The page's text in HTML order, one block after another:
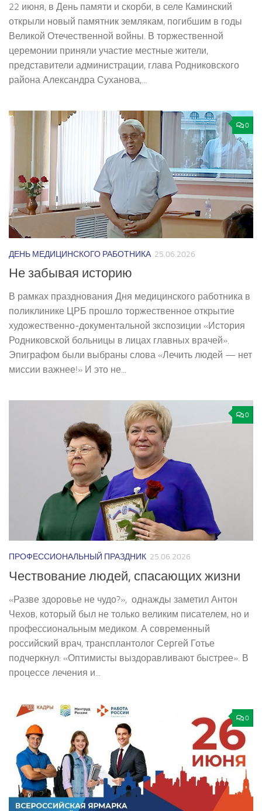
22 июня, в День памяти и скорби, в селе Каминский
открыли новый памятник землякам, погибшим в годы
Великой Отечественной войны. В торжественной
церемонии приняли участие местные жители,
представители администрации, глава Родниковского
района Александра Суханова,...
0
ДЕНЬ МЕДИЦИНСКОГО РАБОТНИКА 25.06.2026
Не забывая историю
В рамках празднования Дня медицинского работника в
поликлинике ЦРБ прошло торжественное открытие
художественно-­документальной зкспозиции «История
Родниковской больницы в лицах главных врачей».
Эпиграфом были выбраны слова «Лечить людей — нет
миссии важнее!» И это не...
0
ПРОФЕССИОНАЛЬНЫЙ ПРАЗДНИК 25.06.2026
Чествование людей, спасающих жизни
«Разве здоровье не чудо?», ­ однажды заметил Антон
Чехов, который был не только великим писателем, но и
профессиональным медиком. А современный
российский врач, трансплантолог Сергей Готье
подчеркнул: «Оптимисты выздоравливают быстрее». В
процессе лечения и...
0